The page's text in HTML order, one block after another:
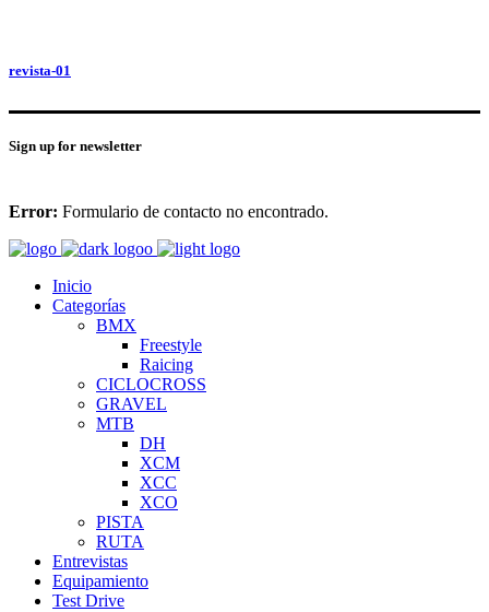
revista-01
Sign up for newsletter
Error: Formulario de contacto no encontrado.
Inicio
Categorías
BMX
Freestyle
Raicing
CICLOCROSS
GRAVEL
MTB
DH
XCM
XCC
XCO
PISTA
RUTA
Entrevistas
Equipamiento
Test Drive